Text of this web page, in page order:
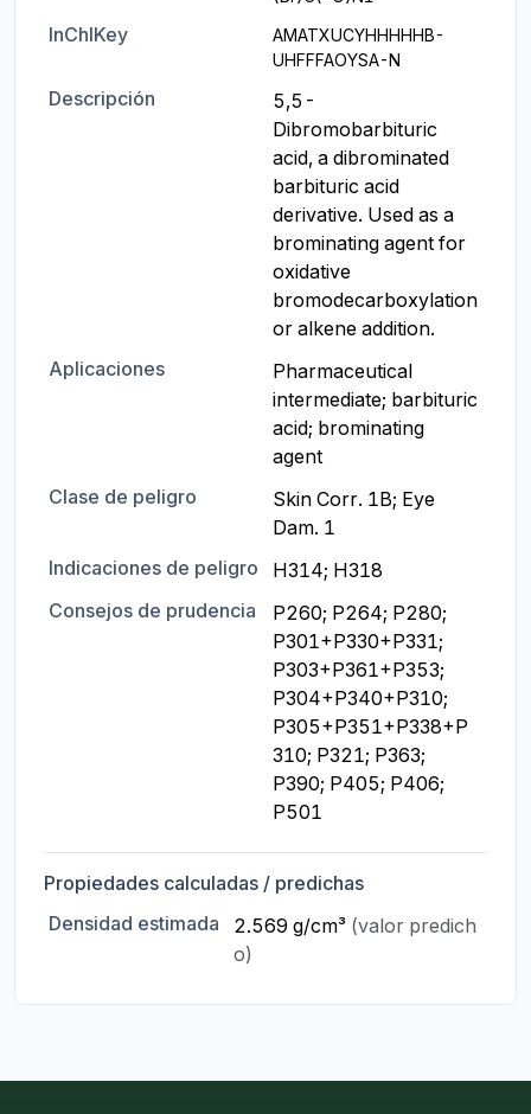
InChIKey
AMATXUCYHHHHHB-
UHFFFAOYSA-N
Descripción
5,5-
Dibromobarbituric
acid, a dibrominated
barbituric acid
derivative. Used as a
brominating agent for
oxidative
bromodecarboxylation
or alkene addition.
Aplicaciones
Pharmaceutical
intermediate; barbituric
acid; brominating
agent
Clase de peligro
Skin Corr. 1B; Eye
Dam. 1
Indicaciones de peligro
H314; H318
Consejos de prudencia
P260; P264; P280;
P301+P330+P331;
P303+P361+P353;
P304+P340+P310;
P305+P351+P338+P
310; P321; P363;
P390; P405; P406;
P501
Propiedades calculadas / predichas
Densidad estimada
2.569 g/cm³ (valor predich
o)